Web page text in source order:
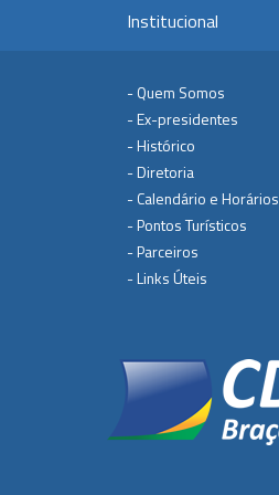
Institucional
- Quem Somos
- Ex-presidentes
- Histórico
- Diretoria
- Calendário e Horários
- Pontos Turísticos
- Parceiros
- Links Úteis